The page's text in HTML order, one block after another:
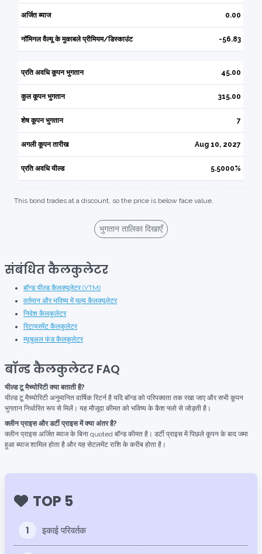
अर्जित ब्याज 0.00
नॉमिनल वैल्यू के मुकाबले प्रीमियम/डिस्काउंट -56.83
प्रति अवधि कूपन भुगतान 45.00
कुल कूपन भुगतान 315.00
शेष कूपन भुगतान 7
अगली कूपन तारीख Aug 10, 2027
प्रति अवधि यील्ड 5.5000%
This bond trades at a discount, so the price is below face value.
संबंधित कैलकुलेटर
बॉन्ड यील्ड कैलक्यूलेटर (YTM)
वर्तमान और भविष्य में मूल्य कैलक्यूलेटर
निवेश कैलकुलेटर
रिटायरमेंट कैलकुलेटर
म्यूचुअल फंड कैलकुलेटर
बॉन्ड कैलकुलेटर FAQ
यील्ड टू मैच्योरिटी क्या बताती है?
यील्ड टू मैच्योरिटी अनुमानित वार्षिक रिटर्न है यदि बॉन्ड को परिपक्वता तक रखा जाए और सभी कूपन
भुगतान निर्धारित रूप से मिलें। यह मौजूदा कीमत को भविष्य के कैश फ्लो से जोड़ती है।
क्लीन प्राइस और डर्टी प्राइस में क्या अंतर है?
क्लीन प्राइस अर्जित ब्याज के बिना quoted बॉन्ड कीमत है। डर्टी प्राइस में पिछले कूपन के बाद जमा
हुआ ब्याज शामिल होता है और यह सेटलमेंट राशि के करीब होता है।
TOP 5
1 इकाई परिवर्तक